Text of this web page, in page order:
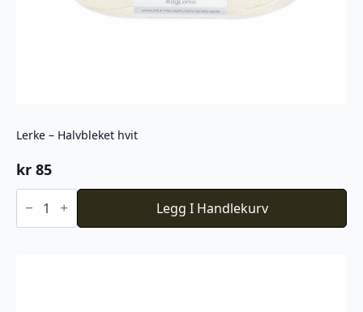
Lerke – Halvbleket hvit
kr 85
Lerke
Halvbleket
hvit
Legg I Handlekurv